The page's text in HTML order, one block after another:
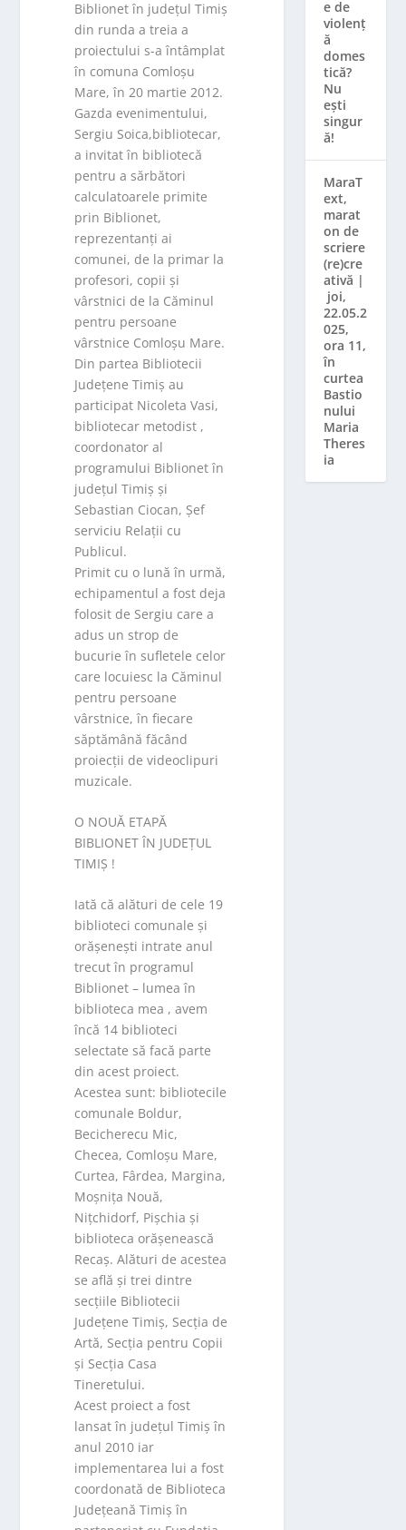
Biblionet în județul Timiș
din runda a treia a
proiectului s-a întâmplat
în comuna Comloșu
Mare, în 20 martie 2012.
Gazda evenimentului,
Sergiu Soica,bibliotecar,
a invitat în bibliotecă
pentru a sărbători
calculatoarele primite
prin Biblionet,
reprezentanți ai
comunei, de la primar la
profesori, copii și
vârstnici de la Căminul
pentru persoane
vârstnice Comloșu Mare.
Din partea Bibliotecii
Județene Timiș au
participat Nicoleta Vasi,
bibliotecar metodist ,
coordonator al
programului Biblionet în
județul Timiș și
Sebastian Ciocan, Șef
serviciu Relații cu
Publicul.
Primit cu o lună în urmă,
echipamentul a fost deja
folosit de Sergiu care a
adus un strop de
bucurie în sufletele celor
care locuiesc la Căminul
pentru persoane
vârstnice, în fiecare
săptămână făcând
proiecții de videoclipuri
muzicale.
O NOUĂ ETAPĂ
BIBLIONET ÎN JUDEȚUL
TIMIȘ !
Iată că alături de cele 19
biblioteci comunale și
orășenești intrate anul
trecut în programul
Biblionet – lumea în
biblioteca mea , avem
încă 14 biblioteci
selectate să facă parte
din acest proiect.
Acestea sunt: bibliotecile
comunale Boldur,
Becicherecu Mic,
Checea, Comloșu Mare,
Curtea, Fârdea, Margina,
Moșnița Nouă,
Nițchidorf, Pișchia și
biblioteca orășenească
Recaș. Alături de acestea
se află și trei dintre
secțiile Bibliotecii
Județene Timiș, Secția de
Artă, Secția pentru Copii
și Secția Casa
Tineretului.
Acest proiect a fost
lansat în județul Timiș în
anul 2010 iar
implementarea lui a fost
coordonată de Biblioteca
Județeană Timiș în
e de
violenț
ă
domes
tică?
Nu
ești
singur
ă!
MaraT
ext,
marat
on de
scriere
(re)cre
ativă |
joi,
22.05.2
025,
ora 11,
în
curtea
Bastio
nului
Maria
Theres
ia